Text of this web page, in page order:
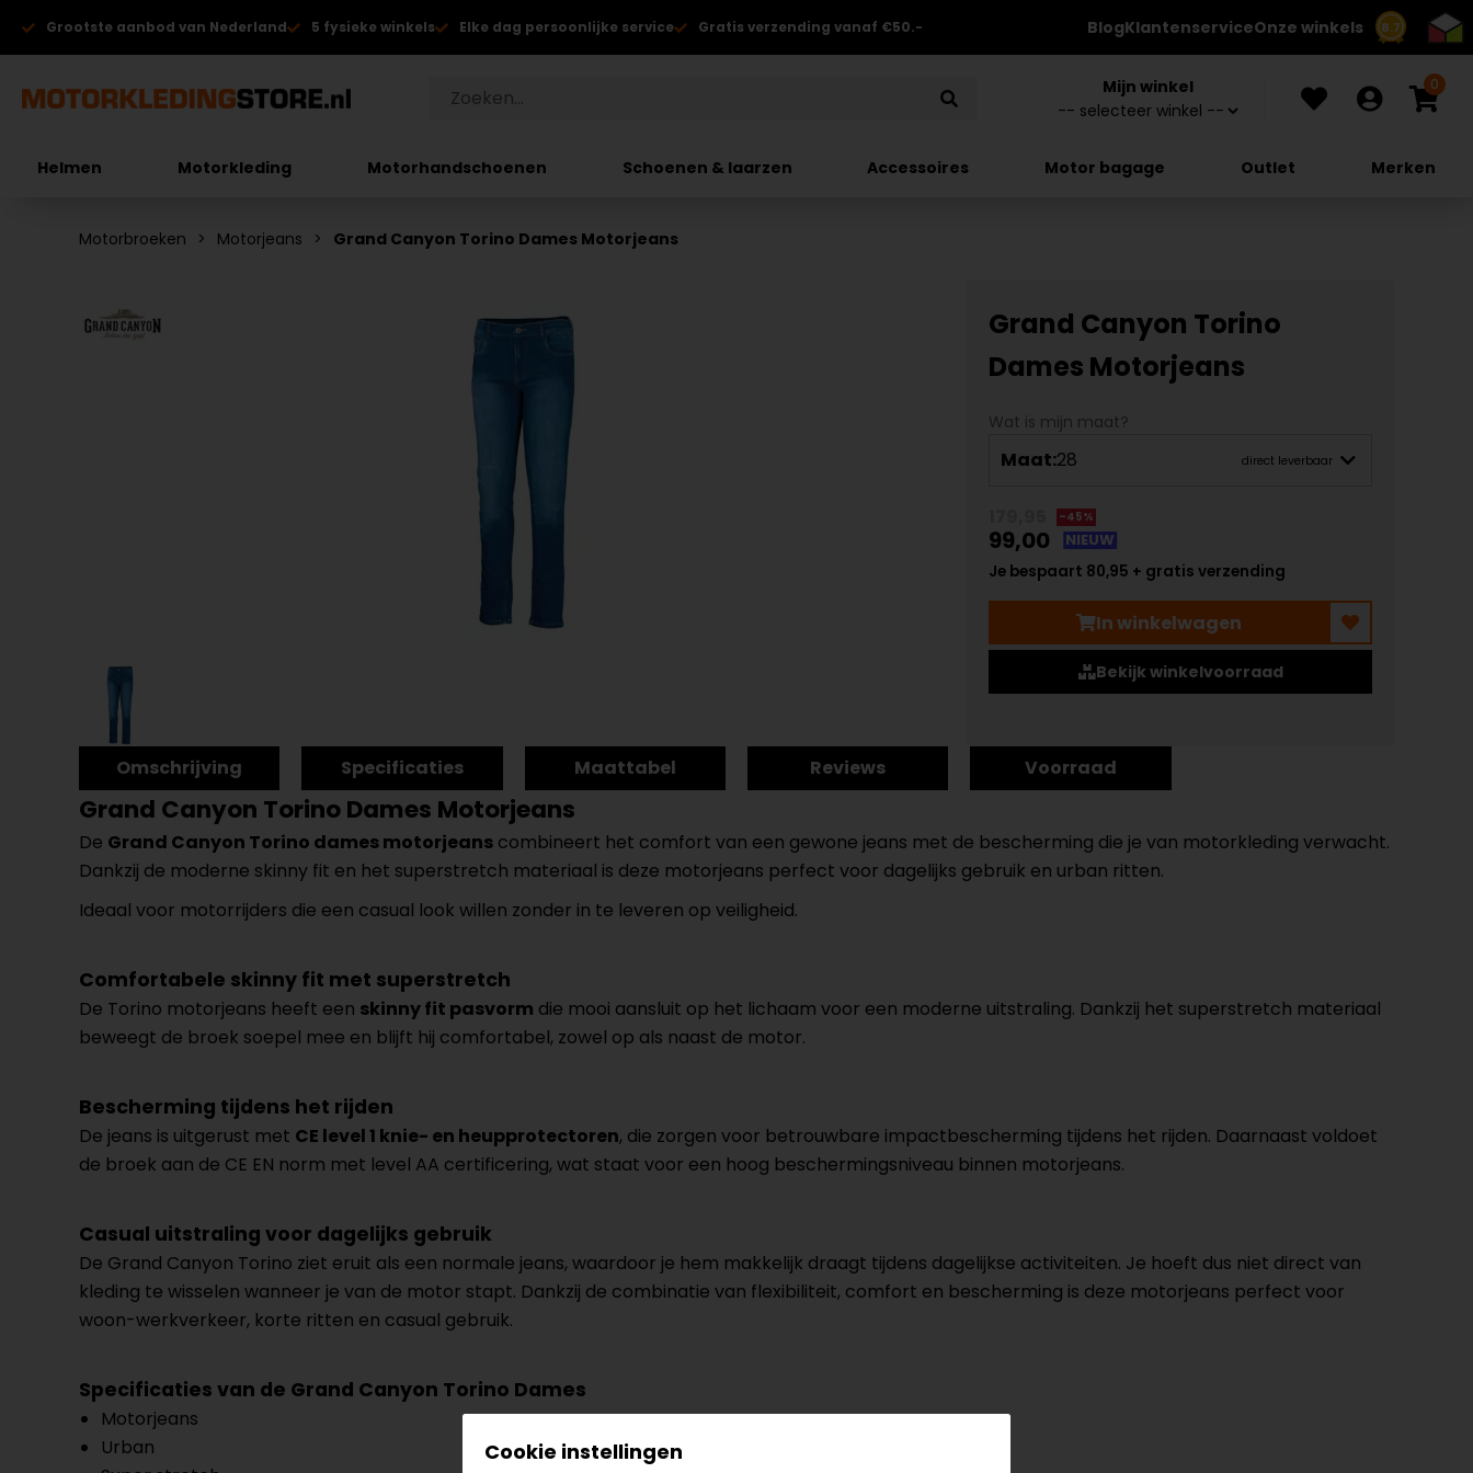
8.7
Grootste aanbod van Nederland 5 fysieke winkels Elke dag persoonlijke service Gratis verzending vanaf €50.- BlogKlantenserviceOnze winkels
Mijn winkel 0
Helmen Motorkleding Motorhandschoenen Schoenen & laarzen Accessoires Motor bagage Outlet Merken
Motorbroeken Motorjeans Grand Canyon Torino Dames Motorjeans
Grand Canyon Torino
Dames Motorjeans
Wat is mijn maat?
Maat:28 direct leverbaar
-45%
99,00
NIEUW
Je bespaart 80,95 + gratis verzending
In winkelwagen
Bekijk winkelvoorraad
Omschrijving Specificaties Maattabel Reviews Voorraad
Grand Canyon Torino Dames Motorjeans
De Grand Canyon Torino dames motorjeans combineert het comfort van een gewone jeans met de bescherming die je van motorkleding verwacht.
Dankzij de moderne skinny fit en het superstretch materiaal is deze motorjeans perfect voor dagelijks gebruik en urban ritten.
Ideaal voor motorrijders die een casual look willen zonder in te leveren op veiligheid.
Comfortabele skinny fit met superstretch
De Torino motorjeans heeft een skinny fit pasvorm die mooi aansluit op het lichaam voor een moderne uitstraling. Dankzij het superstretch materiaal
beweegt de broek soepel mee en blijft hij comfortabel, zowel op als naast de motor.
Bescherming tijdens het rijden
De jeans is uitgerust met CE level 1 knie- en heupprotectoren, die zorgen voor betrouwbare impactbescherming tijdens het rijden. Daarnaast voldoet
de broek aan de CE EN norm met level AA certificering, wat staat voor een hoog beschermingsniveau binnen motorjeans.
Casual uitstraling voor dagelijks gebruik
De Grand Canyon Torino ziet eruit als een normale jeans, waardoor je hem makkelijk draagt tijdens dagelijkse activiteiten. Je hoeft dus niet direct van
kleding te wisselen wanneer je van de motor stapt. Dankzij de combinatie van flexibiliteit, comfort en bescherming is deze motorjeans perfect voor
woon-werkverkeer, korte ritten en casual gebruik.
Specificaties van de Grand Canyon Torino Dames
Motorjeans
Urban
Cookie instellingen